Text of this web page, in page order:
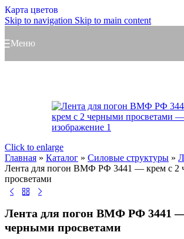
Карта цветов
Skip to navigation Skip to main content
Меню
Click to enlarge
Главная » Каталог » Силовые структуры »
Лента для погон ВМФ РФ 3441 — крем с 2
просветами
Лента для погон ВМФ РФ 3441
черными просветами